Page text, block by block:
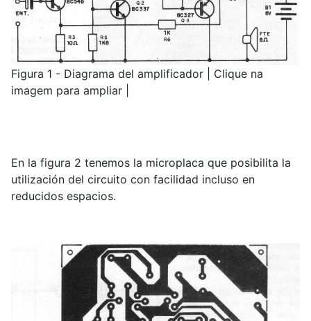
Figura 1 - Diagrama del amplificador | Clique na
imagem para ampliar |
En la figura 2 tenemos la microplaca que posibilita la
utilización del circuito con facilidad incluso en
reducidos espacios.